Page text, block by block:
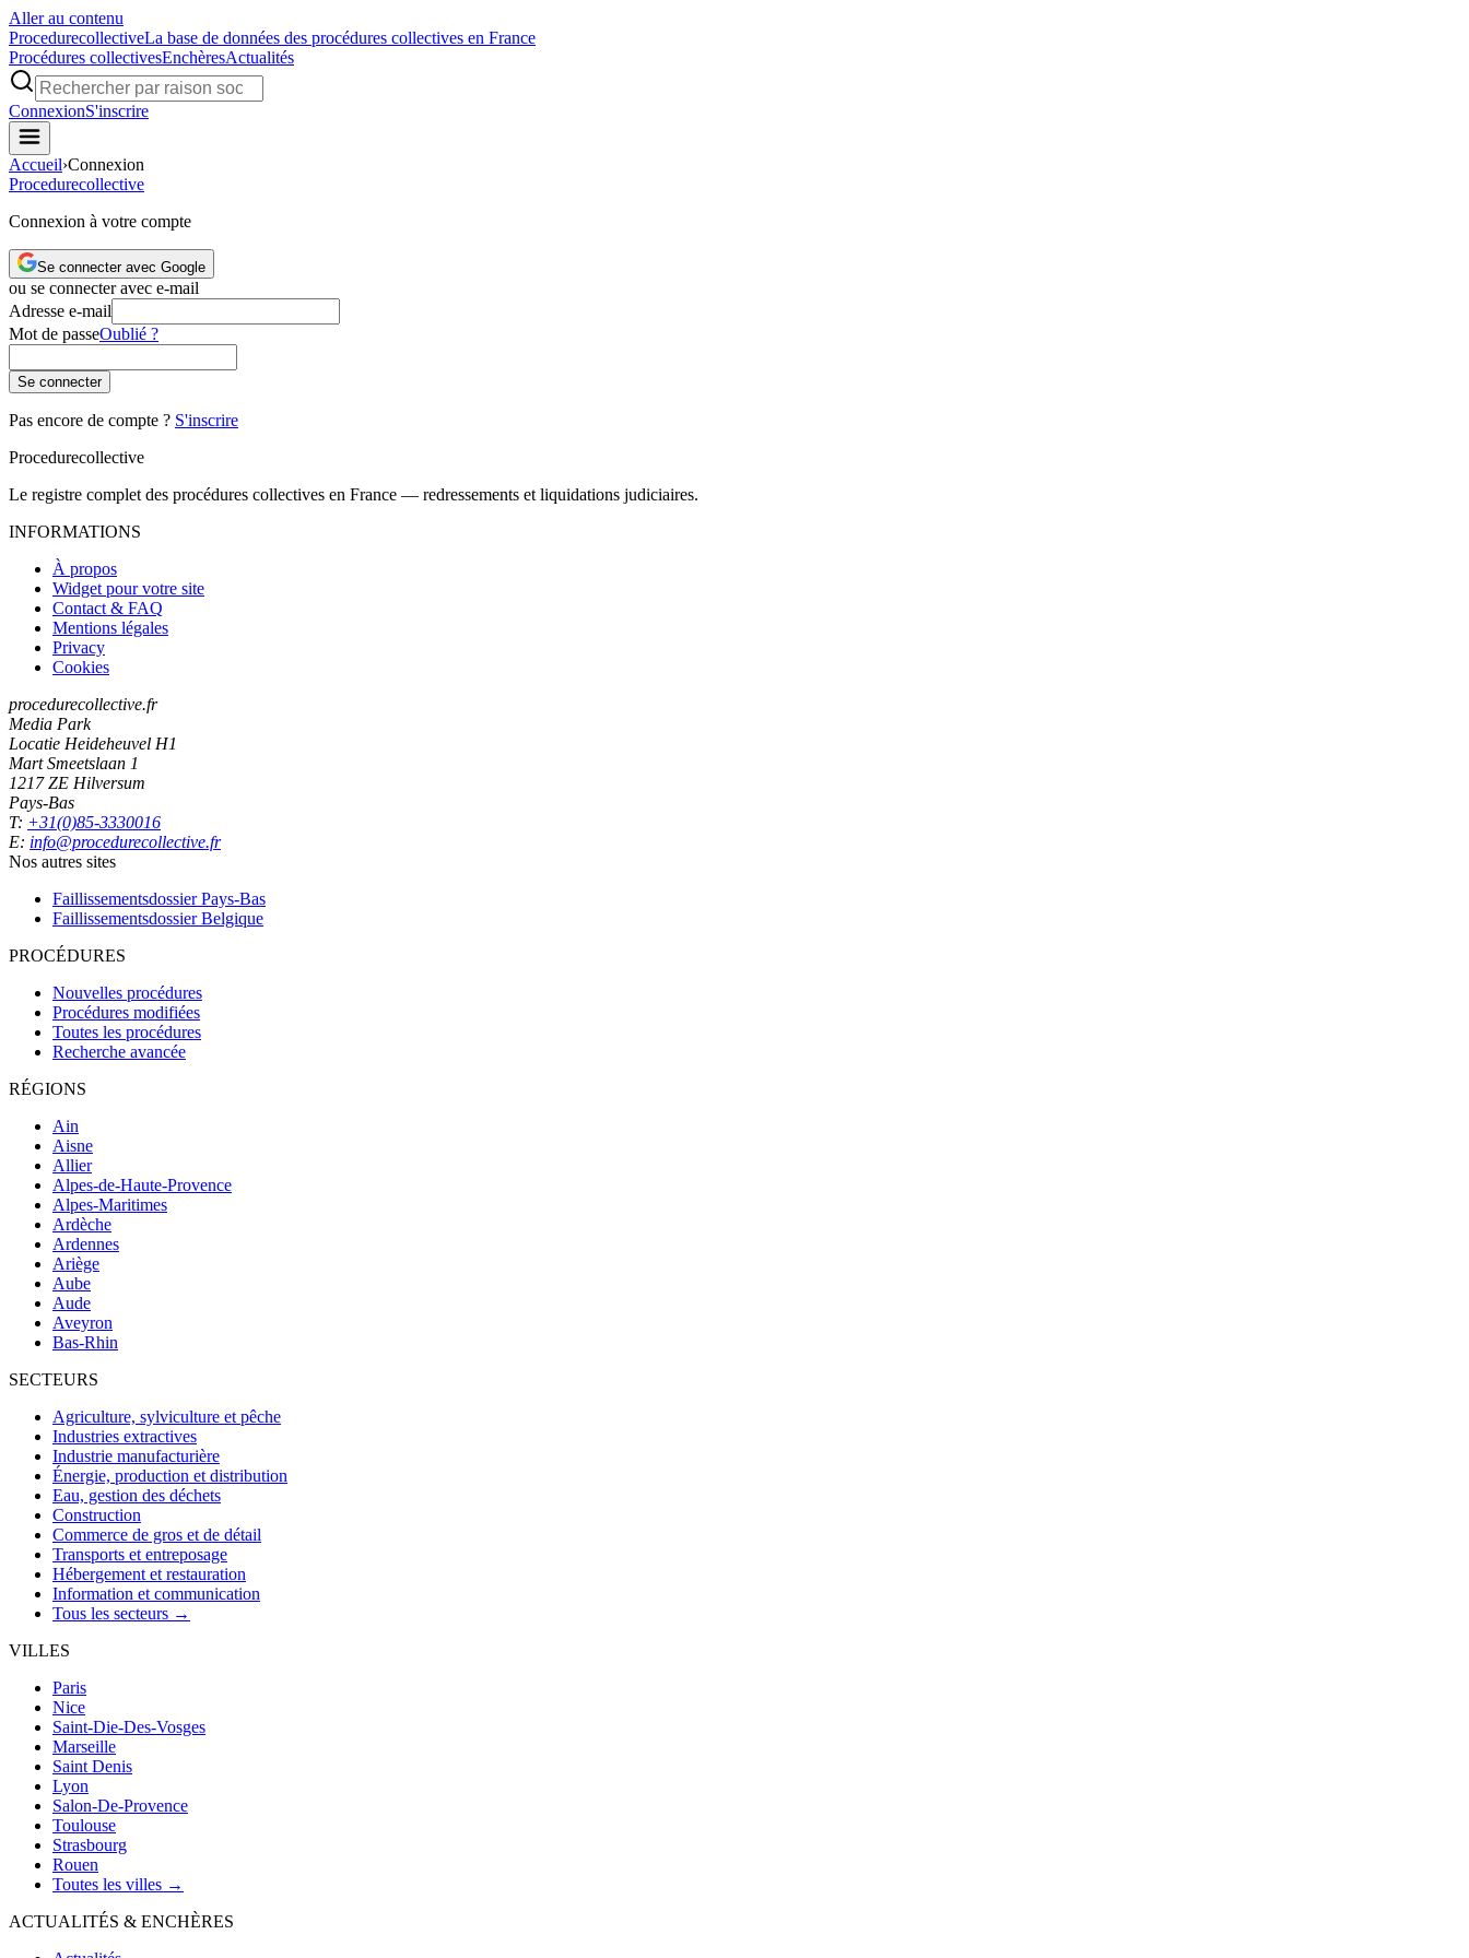
Aller au contenu
ProcedurecollectiveLa base de données des procédures collectives en France
Procédures collectivesEnchèresActualités
ConnexionS'inscrire
Accueil›Connexion
Procedurecollective
Connexion à votre compte
Se connecter avec Google
ou se connecter avec e-mail
Adresse e-mail
Mot de passeOublié ?
Se connecter
Pas encore de compte ? S'inscrire
Procedurecollective
Le registre complet des procédures collectives en France — redressements et liquidations judiciaires.
INFORMATIONS
À propos
Widget pour votre site
Contact & FAQ
Mentions légales
Privacy
Cookies
procedurecollective.fr
Media Park
Locatie Heideheuvel H1
Mart Smeetslaan 1
1217 ZE Hilversum
Pays-Bas
T: +31(0)85-3330016
E: info@procedurecollective.fr
Nos autres sites
Faillissementsdossier Pays-Bas
Faillissementsdossier Belgique
PROCÉDURES
Nouvelles procédures
Procédures modifiées
Toutes les procédures
Recherche avancée
RÉGIONS
Ain
Aisne
Allier
Alpes-de-Haute-Provence
Alpes-Maritimes
Ardèche
Ardennes
Ariège
Aube
Aude
Aveyron
Bas-Rhin
SECTEURS
Agriculture, sylviculture et pêche
Industries extractives
Industrie manufacturière
Énergie, production et distribution
Eau, gestion des déchets
Construction
Commerce de gros et de détail
Transports et entreposage
Hébergement et restauration
Information et communication
Tous les secteurs →
VILLES
Paris
Nice
Saint-Die-Des-Vosges
Marseille
Saint Denis
Lyon
Salon-De-Provence
Toulouse
Strasbourg
Rouen
Toutes les villes →
ACTUALITÉS & ENCHÈRES